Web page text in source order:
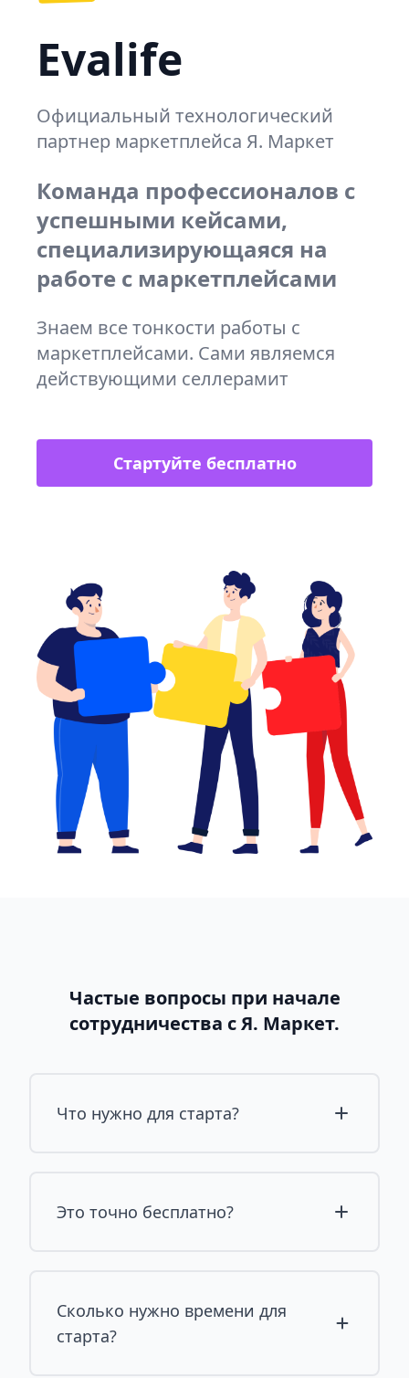
Evalife
Официальный технологический
партнер маркетплейса Я. Маркет
Команда профессионалов с
успешными кейсами,
специализирующаяся на
работе с маркетплейсами
Знаем все тонкости работы с
маркетплейсами. Сами являемся
действующими селлерамит
Стартуйте бесплатно
Частые вопросы при начале
сотрудничества с Я. Маркет.
Что нужно для старта?
Это точно бесплатно?
Сколько нужно времени для
старта?